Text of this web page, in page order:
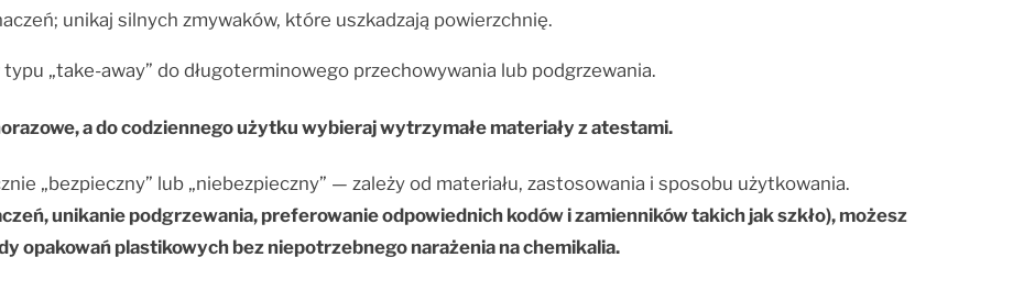
unikaj silnych zmywaków, które uszkadzają powierzchnię.
„take-away” do długoterminowego przechowywania lub podgrzewania.
a do codziennego użytku wybieraj wytrzymałe materiały z atestami.
„bezpieczny” lub „niebezpieczny” — zależy od materiału, zastosowania i sposobu użytkowania.
unikanie podgrzewania, preferowanie odpowiednich kodów i zamienników takich jak szkło), możesz
opakowań plastikowych bez niepotrzebnego narażenia na chemikalia.